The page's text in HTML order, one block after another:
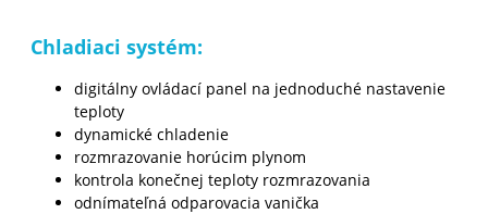
Chladiaci systém:
digitálny ovládací panel na jednoduché nastavenie
teploty
dynamické chladenie
rozmrazovanie horúcim plynom
kontrola konečnej teploty rozmrazovania
odnímateľná odparovacia vanička